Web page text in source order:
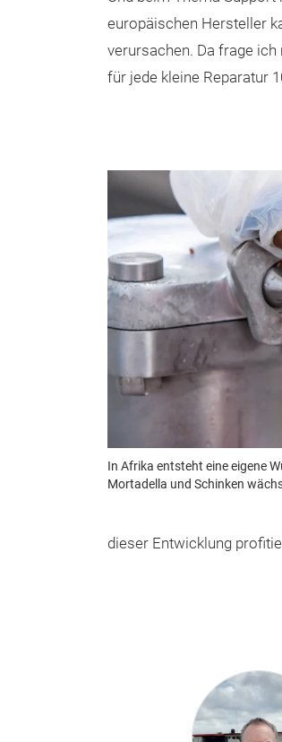
europäischen Hersteller
verursachen. Da frage
für jede kleine Reparatur
In Afrika entsteht eine eigene
Mortadella und Schinken
dieser Entwicklung